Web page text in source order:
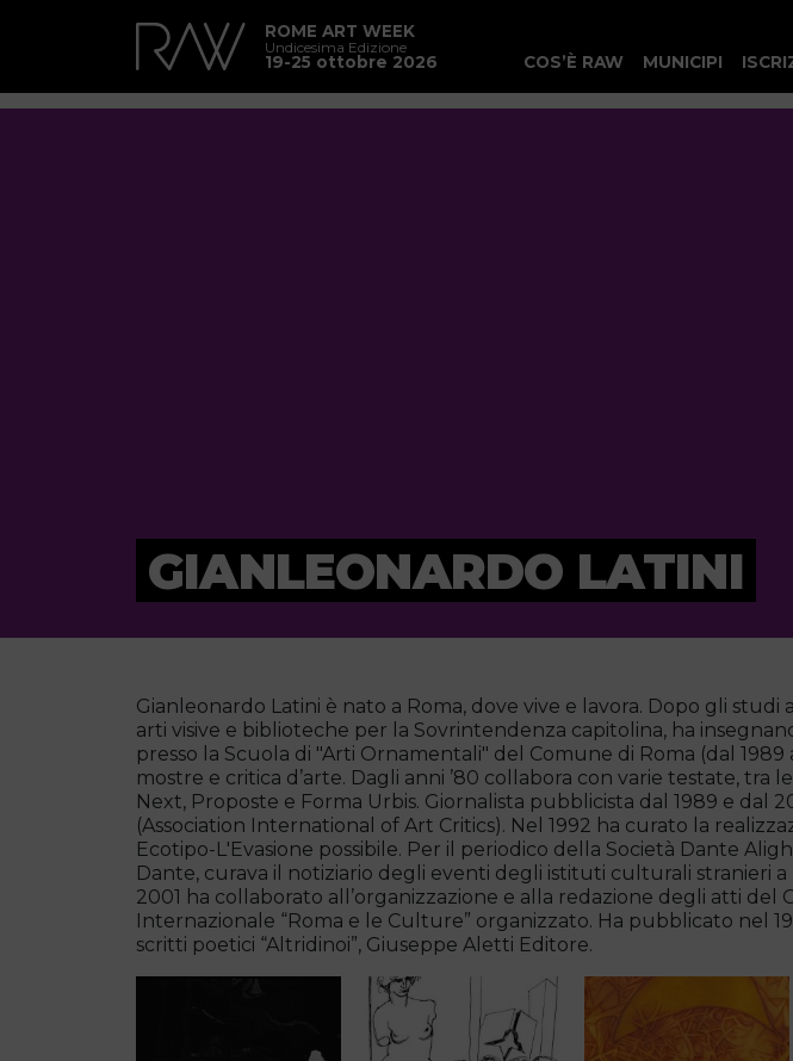
ROME ART WEEK
Undicesima Edizione
19-25 ottobre 2026
COS’È RAW
MUNICIPI
GIANLEONARDO LATINI
Gianleonardo Latini è nato a Roma, dove vive e lavora. Dopo gli studi
arti visive e biblioteche per la Sovrintendenza capitolina, ha
presso la Scuola di "Arti Ornamentali" del Comune di Roma (dal 1989
mostre e critica d’arte. Dagli anni ’80 collabora con varie testate, tra
Next, Proposte e Forma Urbis. Giornalista pubblicista dal 1989 e dal
(Association International of Art Critics). Nel 1992 ha curato la
Ecotipo-L'Evasione possibile. Per il periodico della Società Dante
Dante, curava il notiziario degli eventi degli istituti culturali stranieri
2001 ha collaborato all’organizzazione e alla redazione degli atti del
Internazionale “Roma e le Culture” organizzato. Ha pubblicato nel
scritti poetici “Altridinoi”, Giuseppe Aletti Editore.